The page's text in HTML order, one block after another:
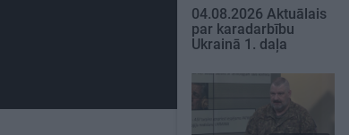
04.08.2026 Aktuālais
par karadarbību
Ukrainā 1. daļa